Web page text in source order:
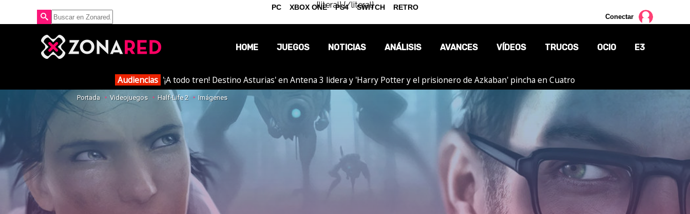
{literal}{/literal}
Conectar
HOME JUEGOS NOTICIAS
OPINIÓN
REPORTAJES
ANÁLISIS AVANCES VÍDEOS TRUCOS OCIO
CÓMICS
MANGA
E3
Audiencias '¡A todo tren! Destino Asturias' en Antena 3 lidera y 'Harry Potter y el prisionero de Azkaban' pincha en Cuatro
Portada Videojuegos Half-Life 2 Imágenes
PC XBOX ONE PS4 SWITCH RETRO